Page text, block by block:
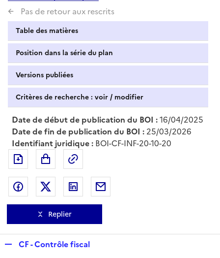
Pas de retour aux rescrits
Table des matières
Position dans la série du plan
Versions publiées
Critères de recherche : voir / modifier
Date de début de publication du BOI :16/04/2025
Date de fin de publication du BOI : 25/03/2026
Identifiant juridique : BOI-CF-INF-20-10-20
Exporter le document au format pdf
Partager sur Facebook
Partager sur Twitter
Partager sur LinkedIn
Replier
CF - Contrôle fiscal